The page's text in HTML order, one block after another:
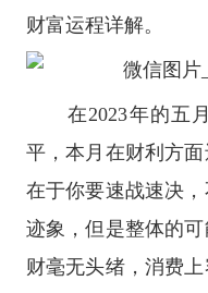
财富运程详解。
在2023年的五月
平，本月在财利方
在于你要速战速决
迹象，但是整体的
财毫无头绪，消费